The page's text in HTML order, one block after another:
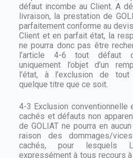
défaut incombe au Client. A
livraison, la prestation de
parfaitement conforme au
Client et en parfait état, la
ne pourra donc pas être
l’article 4-6 tout défaut
uniquement l’objet d’un
l’état, à l’exclusion de tout
quelque titre que ce soit.
4-3 Exclusion conventionnelle
cachés et défauts non
de GOLIAT ne pourra en
raison des dommages/
cachés, pour lesquels
expressément à tous recours à